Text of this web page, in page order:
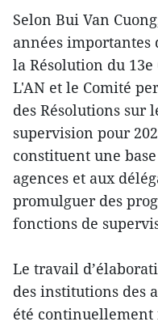
Selon Bui Van
années
la Résolution du
L'AN et le Comité
des Résolutions sur
supervision pour
constituent une
agences et aux
promulguer des
fonctions de
Le travail
des institutions des
été